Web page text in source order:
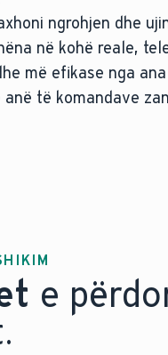
ngrohjen dhe
në kohë reale,
më efikase nga
të komandave
e